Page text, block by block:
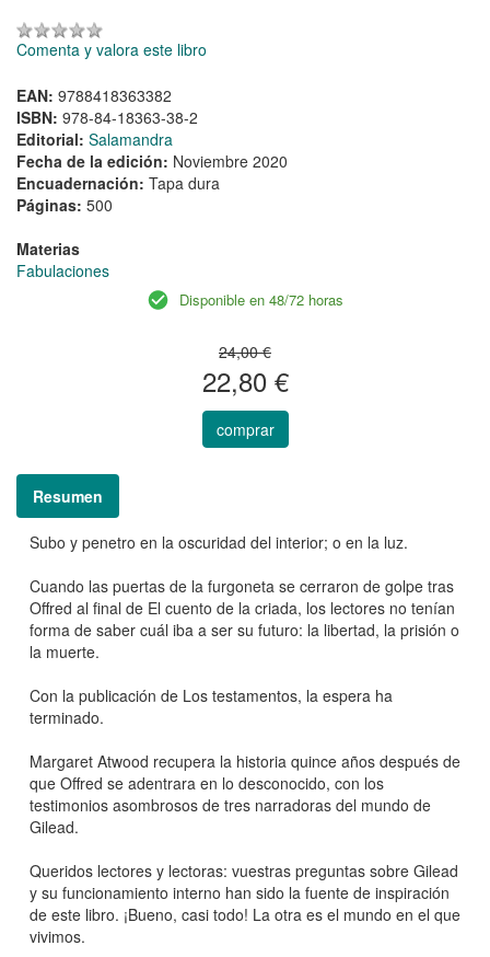
Comenta y valora este libro
EAN: 9788418363382
ISBN: 978-84-18363-38-2
Editorial: Salamandra
Fecha de la edición: Noviembre 2020
Encuadernación: Tapa dura
Páginas: 500
Materias
Fabulaciones
Disponible en 48/72 horas
24,00 €
22,80 €
comprar
Resumen
Subo y penetro en la oscuridad del interior; o en la luz.
Cuando las puertas de la furgoneta se cerraron de golpe tras
Offred al final de El cuento de la criada, los lectores no tenían
forma de saber cuál iba a ser su futuro: la libertad, la prisión o
la muerte.
Con la publicación de Los testamentos, la espera ha
terminado.
Margaret Atwood recupera la historia quince años después de
que Offred se adentrara en lo desconocido, con los
testimonios asombrosos de tres narradoras del mundo de
Gilead.
Queridos lectores y lectoras: vuestras preguntas sobre Gilead
y su funcionamiento interno han sido la fuente de inspiración
de este libro. ¡Bueno, casi todo! La otra es el mundo en el que
vivimos.